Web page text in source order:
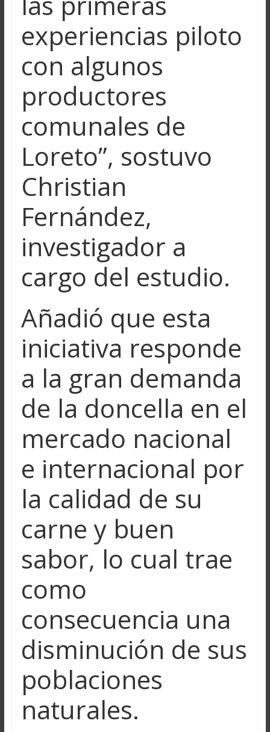
experiencias piloto
con algunos
productores
comunales de
Loreto”, sostuvo
Christian
Fernández,
investigador a
cargo del estudio.
Añadió que esta
iniciativa responde
a la gran demanda
de la doncella en el
mercado nacional
e internacional por
la calidad de su
carne y buen
sabor, lo cual trae
como
consecuencia una
disminución de sus
poblaciones
naturales.